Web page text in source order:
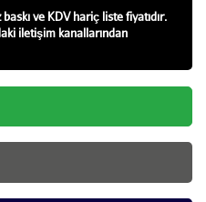
baskı ve KDV hariç liste fiyatıdır.
iletişim kanallarından